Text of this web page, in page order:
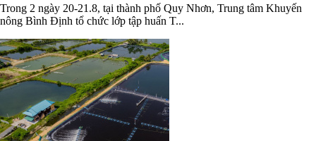
Trong 2 ngày 20-21.8, tại thành phố Quy Nhơn, Trung tâm Khuyến
nông Bình Định tổ chức lớp tập huấn T...